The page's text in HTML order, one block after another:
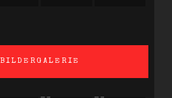
BILDERGALERIE